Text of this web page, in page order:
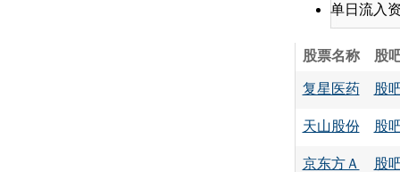
单日流入
股票名称 股
复星医药 股
天山股份 股
京东方Ａ 股